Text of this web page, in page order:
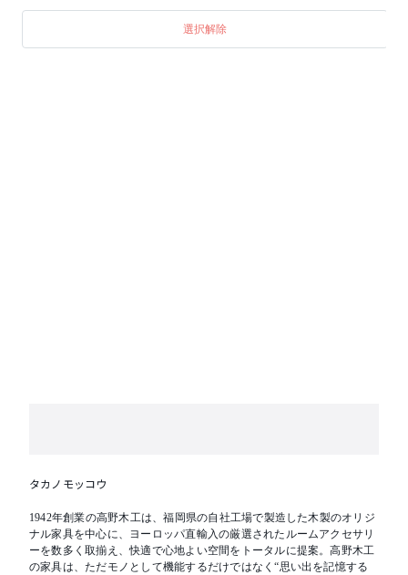
洗濯表示マーク タンブル乾燥はできません。
洗濯表示マーク 日陰で吊り干ししてください。
選択解除
タカノモッコウ
1942年創業の高野木工は、福岡県の自社工場で製造した木製のオリジ
ナル家具を中心に、ヨーロッパ直輸入の厳選されたルームアクセサリ
ーを数多く取揃え、快適で心地よい空間をトータルに提案。高野木工
の家具は、ただモノとして機能するだけではなく“思い出を記憶する